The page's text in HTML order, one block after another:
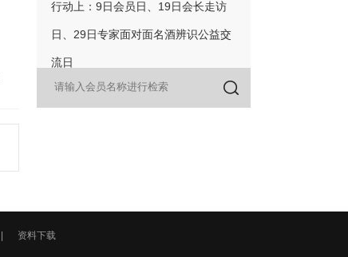
三感：荣耀感、赋能感（增值感）、
资料下载